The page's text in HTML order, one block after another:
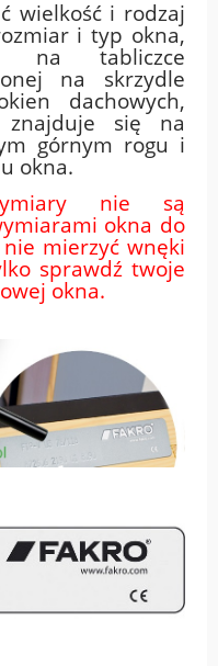
wielkość i rodzaj
i typ okna,
na tabliczce
na skrzydle
dachowych,
znajduje się na
górnym rogu i
okna.
nie są
okna do
mierzyć wnęki
sprawdź twoje
okna.